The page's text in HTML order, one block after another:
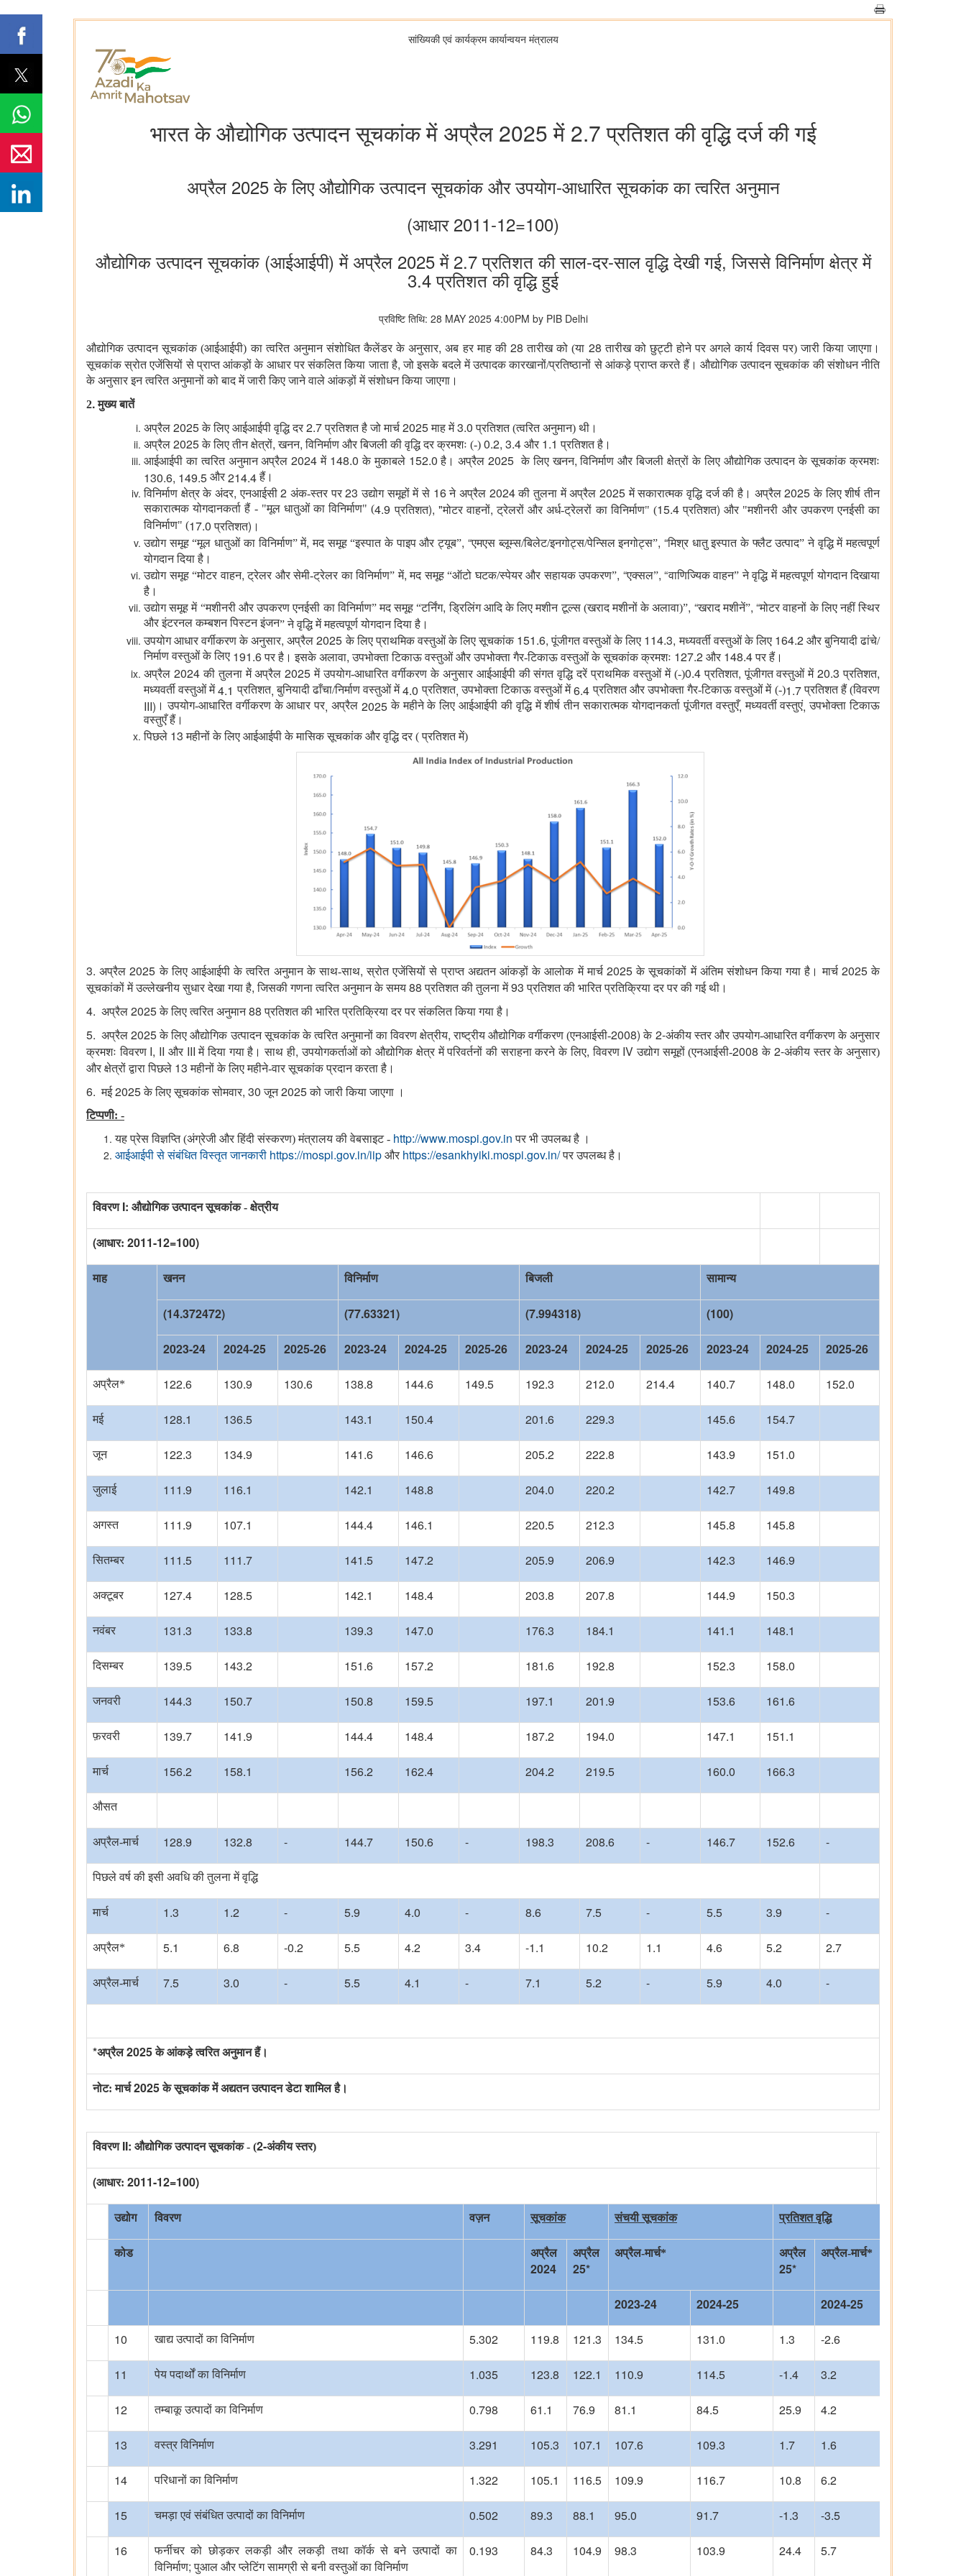
सांख्यिकी एवं कार्यक्रम कार्यान्‍वयन मंत्रालय
भारत के औद्योगिक उत्पादन सूचकांक में अप्रैल 2025 में 2.7 प्रतिशत की वृद्धि दर्ज की गई
अप्रैल 2025 के लिए औद्योगिक उत्पादन सूचकांक और उपयोग-आधारित सूचकांक का त्वरित अनुमान
(आधार 2011-12=100)
औद्योगिक उत्पादन सूचकांक (आईआईपी) में अप्रैल 2025 में 2.7 प्रतिशत की साल-दर-साल वृद्धि देखी गई, जिससे विनिर्माण क्षेत्र में
3.4 प्रतिशत की वृद्धि हुई
प्रविष्टि तिथि: 28 MAY 2025 4:00PM by PIB Delhi
औद्योगिक उत्पादन सूचकांक (आईआईपी) का त्वरित अनुमान संशोधित कैलेंडर के अनुसार,अब हर माह की 28तारीख को (या 28तारीख को छुट्टी होने पर अगले कार्य दिवस पर) जारी किया जाएगा।
सूचकांक स्रोत एजेंसियों से प्राप्त आंकड़ों के आधार पर संकलित किया जाता है,जो इसके बदले में उत्पादक कारखानों/प्रतिष्ठानों से आंकड़े प्राप्त करते हैं। औद्योगिक उत्पादन सूचकांक की संशोधन नीति
के अनुसार इन त्वरित अनुमानों को बाद में जारी किए जाने वाले आंकड़ों में संशोधन किया जाएगा।
2.मुख्य बातें
अप्रैल 2025के लिए आईआईपी वृद्धि दर 2.7प्रतिशत है जो मार्च 2025माह में3.0प्रतिशत (त्वरित अनुमान) थी।
अप्रैल 2025के लिए तीन क्षेत्रों,खनन,विनिर्माण और बिजली की वृद्धि दर क्रमशः (-) 0.2, 3.4 और 1.1प्रतिशत है।
आईआईपी का त्वरित अनुमान अप्रैल2024में 148.0के मुकाबले 152.0है। अप्रैल2025 के लिए खनन,विनिर्माण और बिजली क्षेत्रों के लिए औद्योगिक उत्पादन के सूचकांक क्रमशः
130.6, 149.5 और 214.4हैं।
विनिर्माण क्षेत्र के अंदर,एनआईसी2अंक-स्तर पर23उद्योग समूहों में से 16ने अप्रैल 2024की तुलना में अप्रैल2025में सकारात्मक वृद्धि दर्ज की है। अप्रैल2025के लिए शीर्ष तीन
सकारात्मक योगदानकर्ता हैं - "मूल धातुओं का विनिर्माण" (4.9 प्रतिशत), "मोटर वाहनों,ट्रेलरों और अर्ध-ट्रेलरों का विनिर्माण" (15.4प्रतिशत)और "मशीनरी और उपकरण एनईसी का
विनिर्माण" (17.0 प्रतिशत) ।
उद्योग समूह“मूल धातुओं का विनिर्माण” में,मद समूह“इस्पात के पाइप और ट्यूब”, “एमएस ब्लूम्स/बिलेट/इनगोट्स/पेन्सिल इनगोट्स”, “मिश्र धातु इस्पात के फ्लैट उत्पाद” ने वृद्धि में महत्वपूर्ण
योगदान दिया है।
उद्योग समूह“मोटर वाहन,ट्रेलर और सेमी-ट्रेलर का विनिर्माण” में,मद समूह“ऑटो घटक/स्पेयर और सहायक उपकरण”, “एक्सल”, “वाणिज्यिक वाहन” ने वृद्धि में महत्वपूर्ण योगदान दिखाया
है।
उद्योग समूह में “मशीनरी और उपकरण एनईसी का विनिर्माण” मद समूह “टर्निंग,ड्रिलिंग आदि के लिए मशीन टूल्स (खराद मशीनों के अलावा)”, “खराद मशीनें”, “मोटर वाहनों के लिए नहीं स्थिर
और इंटरनल कम्बशन पिस्टन इंजन” ने वृद्धि में महत्वपूर्ण योगदान दिया है।
उपयोग आधार वर्गीकरण के अनुसार,अप्रैल2025के लिए प्राथमिक वस्तुओं के लिए सूचकांक 151.6,पूंजीगत वस्तुओं के लिए 114.3,मध्यवर्ती वस्तुओं के लिए 164.2 और बुनियादी ढांचे/
निर्माण वस्तुओं के लिए 191.6पर है। इसके अलावा,उपभोक्ता टिकाऊ वस्तुओं और उपभोक्ता गैर-टिकाऊ वस्तुओं के सूचकांक क्रमशः 127.2 और 148.4पर हैं।
अप्रैल 2024की तुलना में अप्रैल2025में उपयोग-आधारित वर्गीकरण के अनुसार आईआईपी की संगत वृद्धि दरें प्राथमिक वस्तुओं में (-)0.4प्रतिशत,पूंजीगत वस्तुओं में20.3प्रतिशत,
मध्यवर्ती वस्तुओं में4.1प्रतिशत,बुनियादी ढाँचा/निर्माण वस्तुओं में4.0प्रतिशत,उपभोक्ता टिकाऊ वस्तुओं में6.4प्रतिशत और उपभोक्ता गैर-टिकाऊ वस्तुओं में (-)1.7प्रतिशत हैं (विवरण
III) । उपयोग-आधारित वर्गीकरण के आधार पर ,अप्रैल 2025के महीने के लिए आईआईपी की वृद्धि में शीर्ष तीन सकारात्मक योगदानकर्ता पूंजीगत वस्तुएँ,मध्यवर्ती वस्तुएं,उपभोक्ता टिकाऊ
वस्तुएँ हैं।
पिछले 13महीनों के लिए आईआईपी के मासिक सूचकांक और वृद्धि दर ( प्रतिशत में)
3.अप्रैल2025के लिए आईआईपी के त्वरित अनुमान के साथ-साथ,स्रोत एजेंसियों से प्राप्त अद्यतन आंकड़ों के आलोक में मार्च 2025के सूचकांकों में अंतिम संशोधन किया गया है। मार्च 2025के
सूचकांकों में उल्लेखनीय सुधार देखा गया है,जिसकी गणना त्वरित अनुमान के समय 88 प्रतिशत की तुलना में93 प्रतिशत की भारित प्रतिक्रिया दर पर की गई थी।
4. अप्रैल 2025के लिए त्वरित अनुमान88प्रतिशत की भारित प्रतिक्रिया दर पर संकलित किया गया है।
5. अप्रैल2025के लिए औद्योगिक उत्पादन सूचकांक के त्वरित अनुमानों का विवरण क्षेत्रीय,राष्ट्रीय औद्योगिक वर्गीकरण (एनआईसी-2008)के 2-अंकीय स्तर और उपयोग-आधारित वर्गीकरण के अनुसार
क्रमशः विवरण I, II और IIIमें दिया गया है। साथ ही,उपयोगकर्ताओं को औद्योगिक क्षेत्र में परिवर्तनों की सराहना करने के लिए,विवरण IVउद्योग समूहों (एनआईसी-2008के 2-अंकीय स्तर के अनुसार)
और क्षेत्रों द्वारा पिछले 13महीनों के लिए महीने-वार सूचकांक प्रदान करता है।
6.मई2025के लिए सूचकांक सोमवार, 30जून2025को जारी किया जाएगा ।
टिप्पणी: -
यह प्रेस विज्ञप्ति (अंग्रेजी और हिंदी संस्करण) मंत्रालय की वेबसाइट - http://www.mospi.gov.in पर भी उपलब्ध है ।
आईआईपी से संबंधित विस्तृत जानकारी https://mospi.gov.in/iip और https://esankhyiki.mospi.gov.in/ पर उपलब्ध है।
विवरण I: औद्योगिक उत्पादन सूचकांक - क्षेत्रीय
(आधार: 2011-12=100)
माह खनन विनिर्माण बिजली सामान्य
(14.372472) (77.63321) (7.994318) (100)
2023-24 2024-25 2025-26 2023-24 2024-25 2025-26 2023-24 2024-25 2025-26 2023-24 2024-25 2025-26
अप्रैल* 122.6 130.9 130.6 138.8 144.6 149.5 192.3 212.0 214.4 140.7 148.0 152.0
मई 128.1 136.5 143.1 150.4 201.6 229.3 145.6 154.7
जून 122.3 134.9 141.6 146.6 205.2 222.8 143.9 151.0
जुलाई 111.9 116.1 142.1 148.8 204.0 220.2 142.7 149.8
अगस्त 111.9 107.1 144.4 146.1 220.5 212.3 145.8 145.8
सितम्बर 111.5 111.7 141.5 147.2 205.9 206.9 142.3 146.9
अक्टूबर 127.4 128.5 142.1 148.4 203.8 207.8 144.9 150.3
नवंबर 131.3 133.8 139.3 147.0 176.3 184.1 141.1 148.1
दिसम्बर 139.5 143.2 151.6 157.2 181.6 192.8 152.3 158.0
जनवरी 144.3 150.7 150.8 159.5 197.1 201.9 153.6 161.6
फ़रवरी 139.7 141.9 144.4 148.4 187.2 194.0 147.1 151.1
मार्च 156.2 158.1 156.2 162.4 204.2 219.5 160.0 166.3
औसत
अप्रैल-मार्च 128.9 132.8 - 144.7 150.6 - 198.3 208.6 - 146.7 152.6 -
पिछले वर्ष की इसी अवधि की तुलना में वृद्धि
मार्च 1.3 1.2 - 5.9 4.0 - 8.6 7.5 - 5.5 3.9 -
अप्रैल* 5.1 6.8 -0.2 5.5 4.2 3.4 -1.1 10.2 1.1 4.6 5.2 2.7
अप्रैल-मार्च 7.5 3.0 - 5.5 4.1 - 7.1 5.2 - 5.9 4.0 -
*अप्रैल2025के आंकड़े त्वरित अनुमान हैं।
नोट: मार्च2025के सूचकांक में अद्यतन उत्पादन डेटा शामिल है।
विवरण II: औद्योगिक उत्पादन सूचकांक - (2-अंकीय स्तर)
(आधार: 2011-12=100)
उद्योग विवरण वज़न सूचकांक संचयी सूचकांक प्रतिशत वृद्धि
कोड अप्रैल
2024
अप्रैल
25*
अप्रैल-मार्च* अप्रैल
25*
अप्रैल-मार्च*
2023-24 2024-25 2024-25
10 खाद्य उत्पादों का विनिर्माण 5.302 119.8 121.3 134.5 131.0 1.3 -2.6
11 पेय पदार्थों का विनिर्माण 1.035 123.8 122.1 110.9 114.5 -1.4 3.2
12 तम्बाकू उत्पादों का विनिर्माण 0.798 61.1 76.9 81.1 84.5 25.9 4.2
13 वस्त्र विनिर्माण 3.291 105.3 107.1 107.6 109.3 1.7 1.6
14 परिधानों का विनिर्माण 1.322 105.1 116.5 109.9 116.7 10.8 6.2
15 चमड़ा एवं संबंधित उत्पादों का विनिर्माण 0.502 89.3 88.1 95.0 91.7 -1.3 -3.5
16
फर्नीचर को छोड़कर लकड़ी और लकड़ी तथा कॉर्क से बने उत्पादों का
विनिर्माण;पुआल और प्लेटिंग सामग्री से बनी वस्तुओं का विनिर्माण
0.193 84.3 104.9 98.3 103.9 24.4 5.7